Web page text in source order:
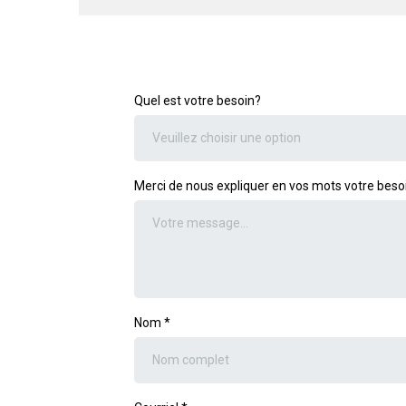
Quel est votre besoin?
Veuillez choisir une option
Merci de nous expliquer en vos mots votre
Nom *